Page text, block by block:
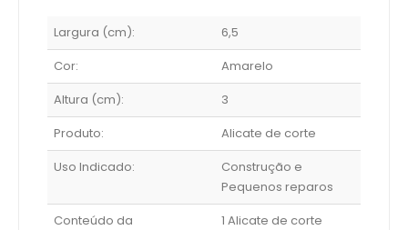
Largura (cm):
6,5
Cor:
Amarelo
Altura (cm):
3
Produto:
Alicate de corte
Uso Indicado:
Construção e
Pequenos reparos
Conteúdo da
1 Alicate de corte